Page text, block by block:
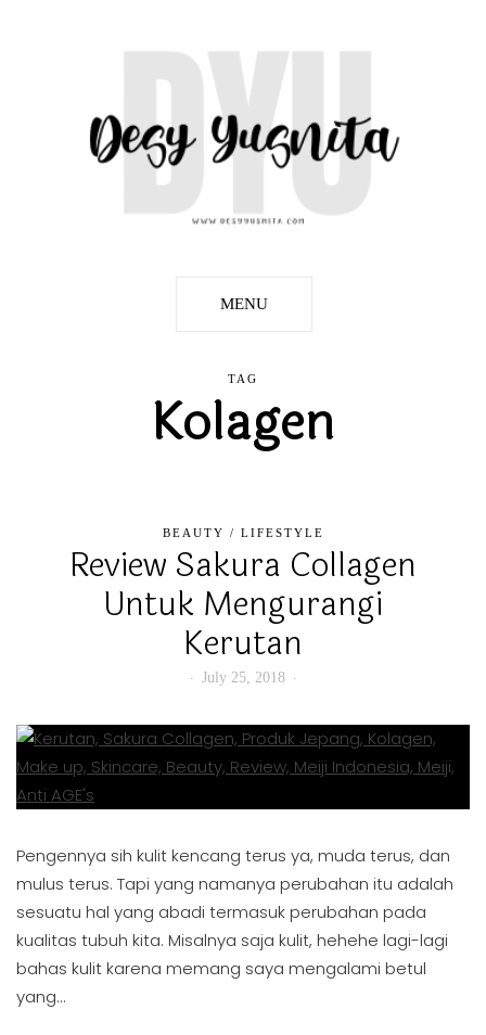
MENU
TAG
Kolagen
BEAUTY / LIFESTYLE
Review Sakura Collagen
Untuk Mengurangi
Kerutan
July 25, 2018
Pengennya sih kulit kencang terus ya, muda terus, dan
mulus terus. Tapi yang namanya perubahan itu adalah
sesuatu hal yang abadi termasuk perubahan pada
kualitas tubuh kita. Misalnya saja kulit, hehehe lagi-lagi
bahas kulit karena memang saya mengalami betul
yang…